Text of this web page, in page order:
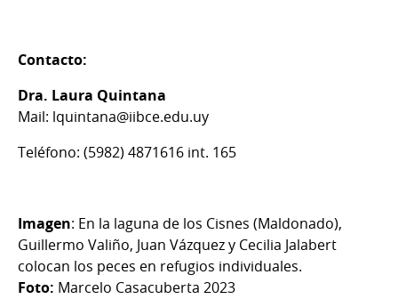
Contacto:
Dra. Laura Quintana
Mail: lquintana@iibce.edu.uy
Teléfono: (5982) 4871616 int. 165
Imagen: En la laguna de los Cisnes (Maldonado),
Guillermo Valiño, Juan Vázquez y Cecilia Jalabert
colocan los peces en refugios individuales.
Foto: Marcelo Casacuberta 2023